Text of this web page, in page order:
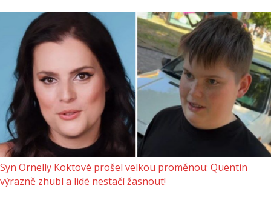
Syn Ornelly Koktové prošel velkou proměnou: Quentin
výrazně zhubl a lidé nestačí žasnout!